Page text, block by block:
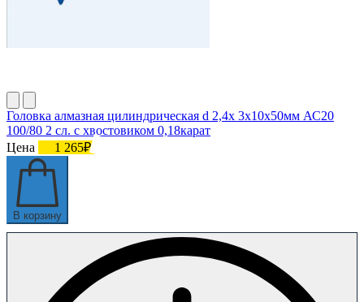
Головка алмазная цилиндрическая d 2,4х 3х10х50мм АС20
100/80 2 сл. с хвостовиком 0,18карат
Цена
1 265₽
В корзину